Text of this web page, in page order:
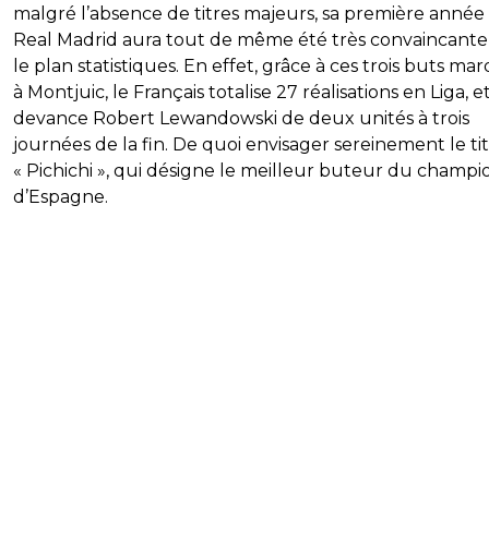
malgré l’absence de titres majeurs, sa première année
Real Madrid aura tout de même été très
le plan statistiques. En effet, grâce à ces trois buts
à Montjuic, le Français totalise 27 réalisations en Liga,
devance Robert Lewandowski de deux unités à trois
journées de la fin. De quoi envisager sereinement le
« Pichichi », qui désigne le meilleur buteur du
d’Espagne.